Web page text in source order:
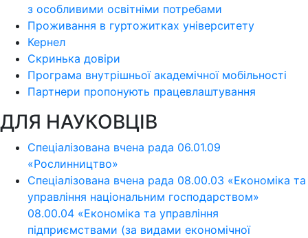
з особливими освітніми потребами
Проживання в гуртожитках університету
Кернел
Скринька довіри
Програма внутрішньої академічної мобільності
Партнери пропонують працевлаштування
ДЛЯ НАУКОВЦІВ
Спеціалізована вчена рада 06.01.09
«Рослинництво»
Спеціалізована вчена рада 08.00.03 «Економіка та
управління національним господарством»
08.00.04 «Економіка та управління
підприємствами (за видами економічної